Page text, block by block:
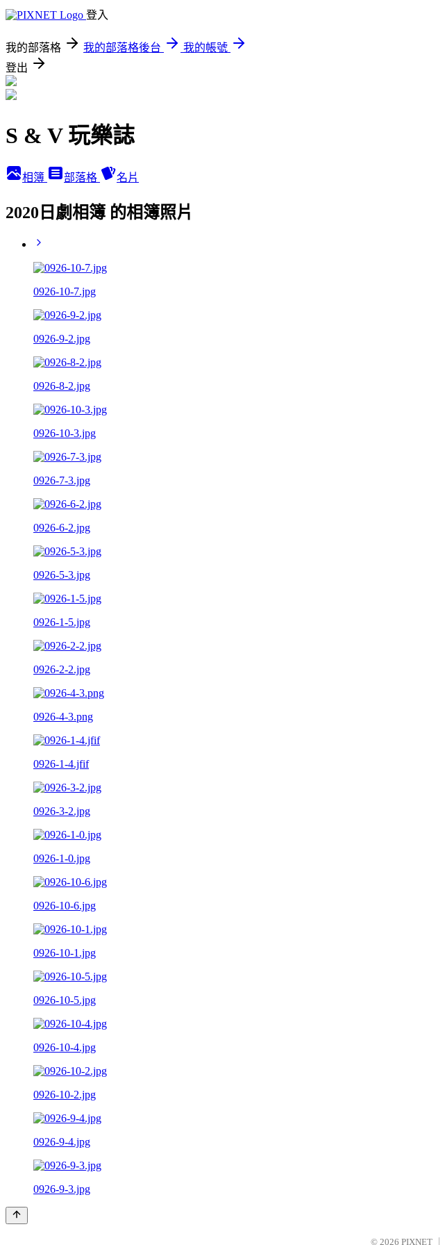
登入
我的部落格 我的部落格後台
我的帳號
登出
S & V 玩樂誌
相簿 部落格 名片
2020日劇相簿 的相簿照片
0926-10-7.jpg
0926-9-2.jpg
0926-8-2.jpg
0926-10-3.jpg
0926-7-3.jpg
0926-6-2.jpg
0926-5-3.jpg
0926-1-5.jpg
0926-2-2.jpg
0926-4-3.png
0926-1-4.jfif
0926-3-2.jpg
0926-1-0.jpg
0926-10-6.jpg
0926-10-1.jpg
0926-10-5.jpg
0926-10-4.jpg
0926-10-2.jpg
0926-9-4.jpg
0926-9-3.jpg
© 2026 PIXNET